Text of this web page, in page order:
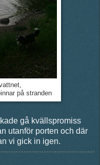
på stranden
gå kvällspromiss
utanför porten och där
vi gick in igen.